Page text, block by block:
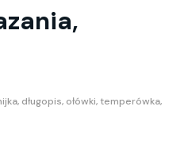
długopis, ołówki, temperówka,